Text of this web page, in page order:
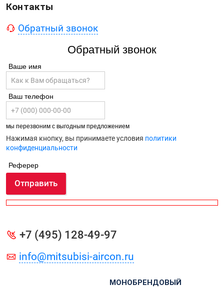
Контакты
Обратный звонок
Обратный звонок
Ваше имя
Ваш телефон
мы перезвоним с выгодным предложением
Нажимая кнопку, вы принимаете условия политики
конфиденциальности
Реферер
Отправить
+7 (495) 128-49-97
info@mitsubisi-aircon.ru
МОНОБРЕНДОВЫЙ